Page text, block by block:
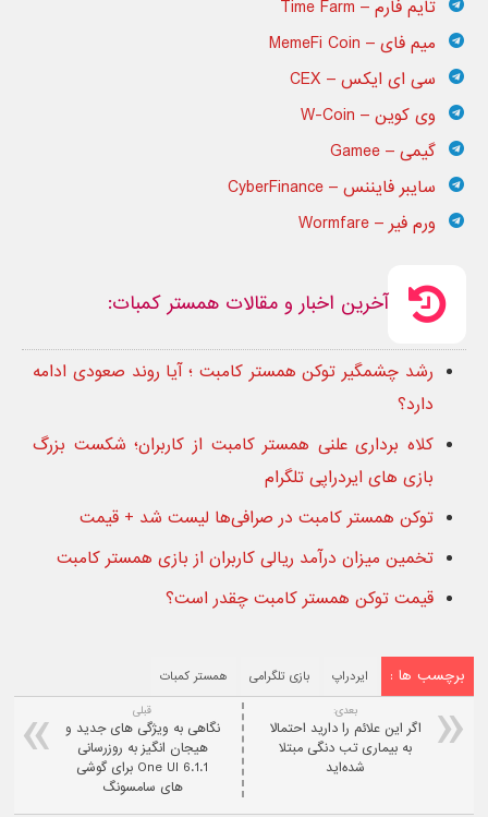
تایم فارم – Time Farm
میم فای – MemeFi Coin
سی ای ایکس – CEX
وی کوین – W-Coin
گیمی – Gamee
سایبر فایننس – CyberFinance
ورم‌ فیر – Wormfare
آخرین اخبار و مقالات همستر کمبات:
رشد چشمگیر توکن همستر کامبت ؛ آیا روند صعودی ادامه
دارد؟
کلاه برداری علنی همستر کامبت از کاربران؛ شکست بزرگ
بازی های ایردراپی تلگرام
توکن همستر کامبت در صرافی‌ها لیست شد + قیمت
تخمین میزان درآمد ریالی کاربران از بازی همستر کامبت
قیمت توکن همستر کامبت چقدر است؟
برچسب ها : ایردراپ بازی تلگرامی همستر کمبات
قبلی
نگاهی به ویژگی های جدید و
هیجان انگیز به روزرسانی
One UI 6.1.1 برای گوشی
های سامسونگ
بعدی:
اگر این علائم را دارید احتمالا
به بیماری تب دنگی مبتلا
شده‌اید